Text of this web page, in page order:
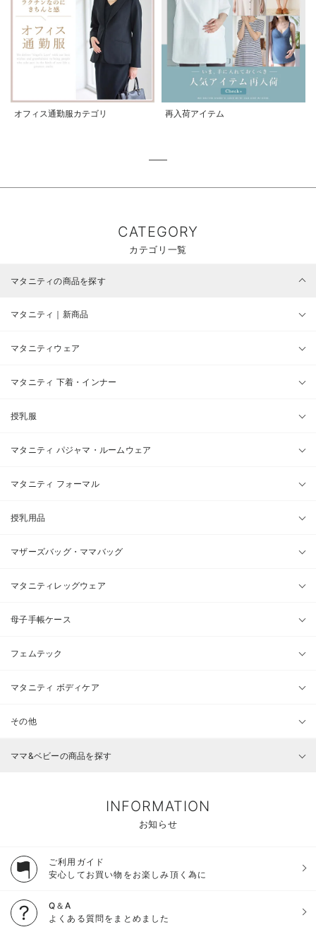
オフィス通勤服カテゴリ 再入荷アイテム
CATEGORY
カテゴリ一覧
マタニティの商品を探す
マタニティ｜新商品
マタニティウェア
マタニティ 下着・インナー
授乳服
マタニティ パジャマ・ルームウェア
マタニティ フォーマル
授乳用品
マザーズバッグ・ママバッグ
マタニティレッグウェア
母子手帳ケース
フェムテック
マタニティ ボディケア
その他
ママ&ベビーの商品を探す
INFORMATION
お知らせ
ご利用ガイド
安心してお買い物をお楽しみ頂く為に
Q＆A
よくある質問をまとめました